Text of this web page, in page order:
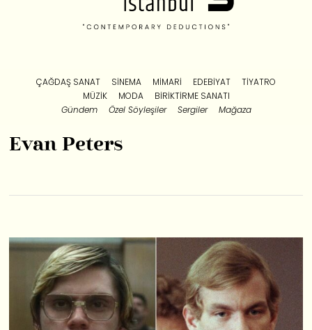
ÇAĞDAŞ SANAT SINEMA MIMARI EDEBIYAT
TIYATRO
MÜZIK
MODA
BIRIKTIRME SANATI
Gündem
Özel Söyleşiler Sergiler Mağaza
Evan Peters